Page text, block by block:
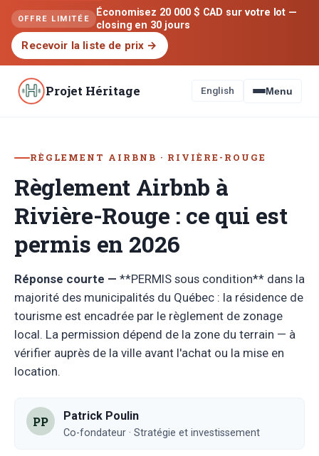
OFFRE LIMITÉE
Économisez 20 000 $ CAD sur votre lot —
closing en 30 jours
Recevoir la liste de prix →
Projet Héritage English Menu
RÈGLEMENT AIRBNB · RIVIÈRE-ROUGE
Règlement Airbnb à
Rivière-Rouge : ce qui est
permis en 2026
Réponse courte — **PERMIS sous condition** dans la
majorité des municipalités du Québec : la résidence de
tourisme est encadrée par le règlement de zonage
local. La permission dépend de la zone du terrain — à
vérifier auprès de la ville avant l'achat ou la mise en
location.
PP Patrick Poulin
Co-fondateur · Stratégie et investissement